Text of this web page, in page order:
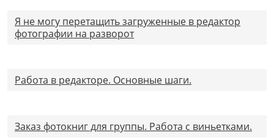
Я не могу перетащить загруженные в редактор
фотографии на разворот
Работа в редакторе. Основные шаги.
Заказ фотокниг для группы. Работа с виньетками.